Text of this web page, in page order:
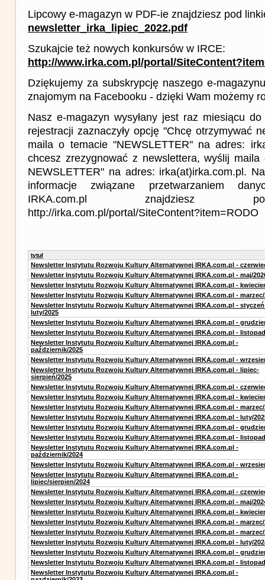
Lipcowy e-magazyn w PDF-ie znajdziesz pod
newsletter_irka_lipiec_2022.pdf
Szukajcie też nowych konkursów w IRCE:
http://www.irka.com.pl/portal/
Dziękujemy za subskrypcję naszego e-
znajomym na Facebooku - dzięki Wam możemy
Nasz e-magazyn wysyłany jest raz miesiącu
rejestracji zaznaczyły opcję "Chcę otrzymywać
maila o temacie "NEWSLETTER" na adres:
chcesz zrezygnować z newslettera, wyślij
NEWSLETTER" na adres: irka(at)irka.com.pl.
informacje związane przetwarzaniem
IRKA.com.pl znajdziesz
http://irka.com.pl/portal/SiteContent?item=RODO
tytuł
Newsletter Instytutu Rozwoju Kultury Alternatywnej IRKA.com.pl -
Newsletter Instytutu Rozwoju Kultury Alternatywnej IRKA.com.pl - maj/
Newsletter Instytutu Rozwoju Kultury Alternatywnej IRKA.com.pl -
Newsletter Instytutu Rozwoju Kultury Alternatywnej IRKA.com.pl - marzec/
Newsletter Instytutu Rozwoju Kultury Alternatywnej IRKA.com.pl -
luty/2025
Newsletter Instytutu Rozwoju Kultury Alternatywnej IRKA.com.pl -
Newsletter Instytutu Rozwoju Kultury Alternatywnej IRKA.com.pl -
Newsletter Instytutu Rozwoju Kultury Alternatywnej IRKA.com.pl -
październik/2025
Newsletter Instytutu Rozwoju Kultury Alternatywnej IRKA.com.pl -
Newsletter Instytutu Rozwoju Kultury Alternatywnej IRKA.com.pl - lipiec-
sierpień/2025
Newsletter Instytutu Rozwoju Kultury Alternatywnej IRKA.com.pl -
Newsletter Instytutu Rozwoju Kultury Alternatywnej IRKA.com.pl -
Newsletter Instytutu Rozwoju Kultury Alternatywnej IRKA.com.pl - marzec/
Newsletter Instytutu Rozwoju Kultury Alternatywnej IRKA.com.pl - luty/
Newsletter Instytutu Rozwoju Kultury Alternatywnej IRKA.com.pl -
Newsletter Instytutu Rozwoju Kultury Alternatywnej IRKA.com.pl -
Newsletter Instytutu Rozwoju Kultury Alternatywnej IRKA.com.pl -
październik/2024
Newsletter Instytutu Rozwoju Kultury Alternatywnej IRKA.com.pl -
Newsletter Instytutu Rozwoju Kultury Alternatywnej IRKA.com.pl -
lipiec/sierpien/2024
Newsletter Instytutu Rozwoju Kultury Alternatywnej IRKA.com.pl -
Newsletter Instytutu Rozwoju Kultury Alternatywnej IRKA.com.pl - maj/
Newsletter Instytutu Rozwoju Kultury Alternatywnej IRKA.com.pl -
Newsletter Instytutu Rozwoju Kultury Alternatywnej IRKA.com.pl - marzec/
Newsletter Instytutu Rozwoju Kultury Alternatywnej IRKA.com.pl - marzec/
Newsletter Instytutu Rozwoju Kultury Alternatywnej IRKA.com.pl - luty/
Newsletter Instytutu Rozwoju Kultury Alternatywnej IRKA.com.pl -
Newsletter Instytutu Rozwoju Kultury Alternatywnej IRKA.com.pl -
Newsletter Instytutu Rozwoju Kultury Alternatywnej IRKA.com.pl -